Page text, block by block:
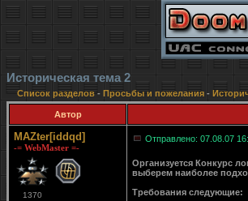
Историческая тема 2
Список разделов- Просьбы и пожелания -
Автор
MAZter[iddqd]
-= WebMaster =-
1370
Отправлено: 07.08.07
Организуется Конкурс
выберем наиболее
Требования следующие: